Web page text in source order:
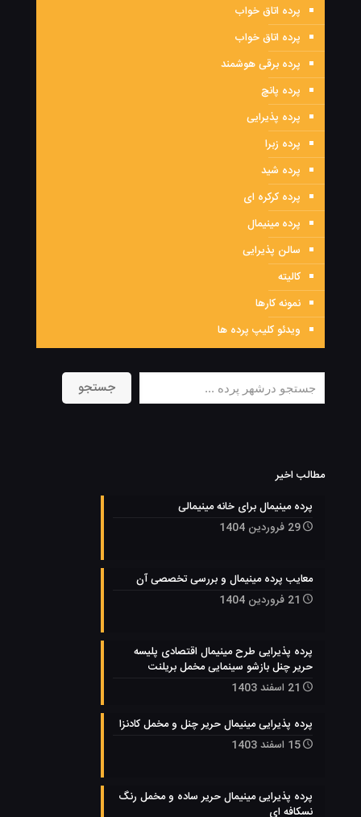
پرده اتاق خواب
پرده اتاق خواب
پرده برقی هوشمند
پرده پانچ
پرده پذیرایی
پرده زبرا
پرده شید
پرده کرکره ای
پرده مینیمال
سالن پذیرایی
کالیته
نمونه کارها
ویدئو کلیپ پرده ها
جستجو جستجو
مطالب اخیر
پرده مینیمال برای خانه مینیمالی
29 فروردین 1404
معایب پرده مینیمال و بررسی تخصصی آن
21 فروردین 1404
پرده پذیرایی طرح مینیمال اقتصادی پلیسه
حریر چنل بازشو سینمایی مخمل بریلنت
21 اسفند 1403
پرده پذیرایی مینیمال حریر چنل و مخمل کادنزا
15 اسفند 1403
پرده پذیرایی مینیمال حریر ساده و مخمل رنگ
نسکافه ای